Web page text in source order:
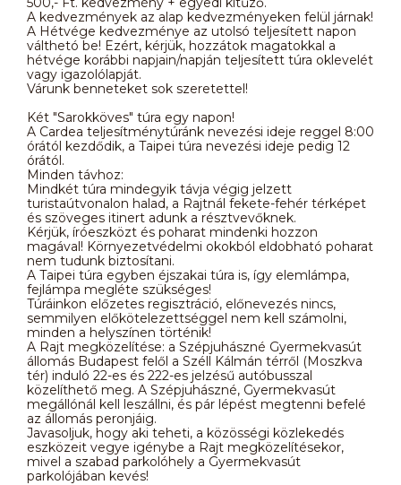
A kedvezmények az alap kedvezményeken felül járnak!
A Hétvége kedvezménye az utolsó teljesített napon
válthetó be! Ezért, kérjük, hozzátok magatokkal a
hétvége korábbi napjain/napján teljesített túra oklevelét
vagy igazolólapját.
Várunk benneteket sok szeretettel!
Két "Sarokköves" túra egy napon!
A Cardea teljesítménytúránk nevezési ideje reggel 8:00
órától kezdődik, a Taipei túra nevezési ideje pedig 12
órától.
Minden távhoz:
Mindkét túra mindegyik távja végig jelzett
turistaútvonalon halad, a Rajtnál fekete-fehér térképet
és szöveges itinert adunk a résztvevőknek.
Kérjük, íróeszközt és poharat mindenki hozzon
magával! Környezetvédelmi okokból eldobható poharat
nem tudunk biztosítani.
A Taipei túra egyben éjszakai túra is, így elemlámpa,
fejlámpa megléte szükséges!
Túráinkon előzetes regisztráció, előnevezés nincs,
semmilyen előkötelezettséggel nem kell számolni,
minden a helyszínen történik!
A Rajt megközelítése: a Szépjuhászné Gyermekvasút
állomás Budapest felől a Széll Kálmán térről (Moszkva
tér) induló 22-es és 222-es jelzésű autóbusszal
közelíthető meg. A Szépjuhászné, Gyermekvasút
megállónál kell leszállni, és pár lépést megtenni befelé
az állomás peronjáig.
Javasoljuk, hogy aki teheti, a közösségi közlekedés
eszközeit vegye igénybe a Rajt megközelítésekor,
mivel a szabad parkolóhely a Gyermekvasút
parkolójában kevés!